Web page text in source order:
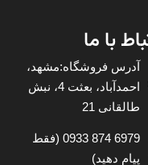
با ما
آدرس فروشگاه:مشهد،
احمدآباد، بعثت 4، نبش
طالقانی 21
6979 874 0933 (فقط
پیام دهید)